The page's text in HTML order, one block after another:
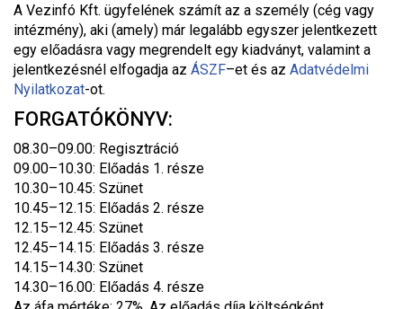
A Vezinfó Kft. ügyfelének számít az a személy (cég vagy
intézmény), aki (amely) már legalább egyszer jelentkezett
egy előadásra vagy megrendelt egy kiadványt, valamint a
jelentkezésnél elfogadja az ÁSZF–et és az Adatvédelmi
Nyilatkozat-ot.
FORGATÓKÖNYV:
08.30–09.00: Regisztráció
09.00–10.30: Előadás 1. része
10.30–10.45: Szünet
10.45–12.15: Előadás 2. része
12.15–12.45: Szünet
12.45–14.15: Előadás 3. része
14.15–14.30: Szünet
14.30–16.00: Előadás 4. része